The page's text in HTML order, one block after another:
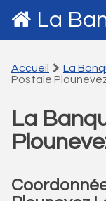
La
Accueil La
Postale
La